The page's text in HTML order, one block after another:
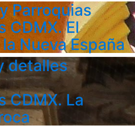
Parroquias
CDMX. El
Nueva España
detalles
CDMX. La